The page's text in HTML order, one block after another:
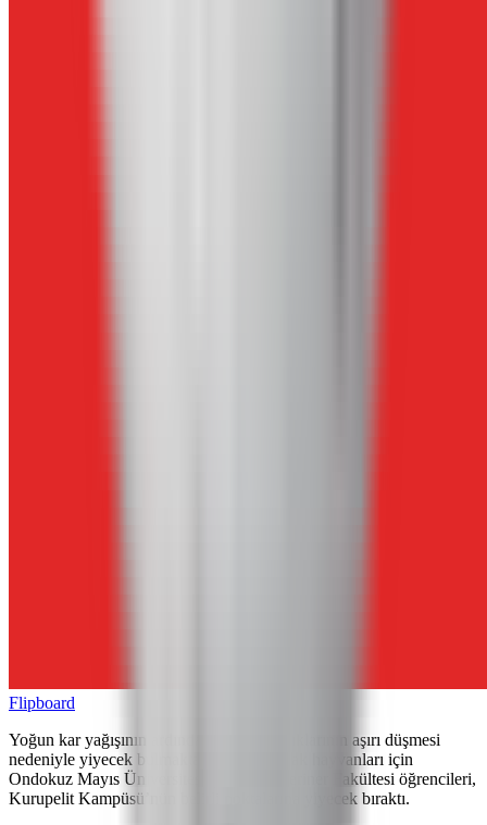
Flipboard
Yoğun kar yağışının ardından hava sıcaklıklarının aşırı düşmesi
nedeniyle yiyecek bulmakta zorlanan sokak hayvanları için
Ondokuz Mayıs Üniversitesi (OMÜ) Veteriner Fakültesi öğrencileri,
Kurupelit Kampüsü’nün belirli noktalarına yiyecek bıraktı.